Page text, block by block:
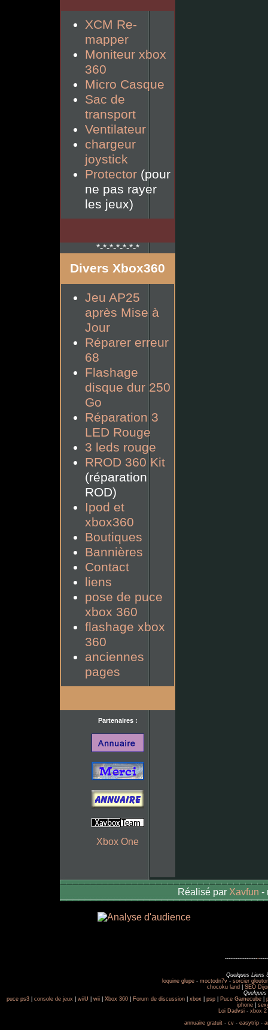
XCM Re-
mapper
Moniteur xbox
360
Micro Casque
Sac de
transport
Ventilateur
chargeur
joystick
Protector (pour
ne pas rayer
les jeux)
*-*-*-*-*-*-*
Divers Xbox360
Jeu AP25
après Mise à
Jour
Réparer erreur
68
Flashage
disque dur 250
Go
Réparation 3
LED Rouge
3 leds rouge
RROD 360 Kit
(réparation
ROD)
Ipod et
xbox360
Boutiques
Bannières
Contact
liens
pose de puce
xbox 360
flashage xbox
360
anciennes
pages
Partenaires :
Xbox One
Réalisé par Xavfun -
-------------------
Quelques Liens
loquine glupe- moctodn7v- sorcier
chocoku land
SEO
puce ps3
console de jeux wiiU wii Xbox 360 Forum de discussion xbox psp Puce Gamecube
iphone
Loi Dadvsi - xbox 2
annuaire gratuit - cv - easytrip -